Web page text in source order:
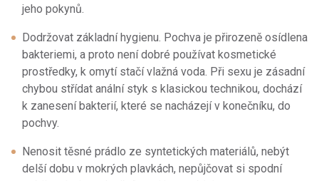
jeho pokynů.
Dodržovat základní hygienu. Pochva je přirozeně osídlena
bakteriemi, a proto není dobré používat kosmetické
prostředky, k omytí stačí vlažná voda. Při sexu je zásadní
chybou střídat anální styk s klasickou technikou, dochází
k zanesení bakterií, které se nacházejí v konečníku, do
pochvy.
Nenosit těsné prádlo ze syntetických materiálů, nebýt
delší dobu v mokrých plavkách, nepůjčovat si spodní